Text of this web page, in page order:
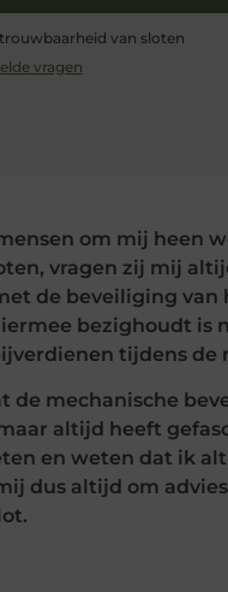
van sloten
vragen
om mij heen
vragen zij mij
de beveiliging van
bezighoudt is
tijdens de
de mechanische
altijd heeft
en weten dat ik
dus altijd om